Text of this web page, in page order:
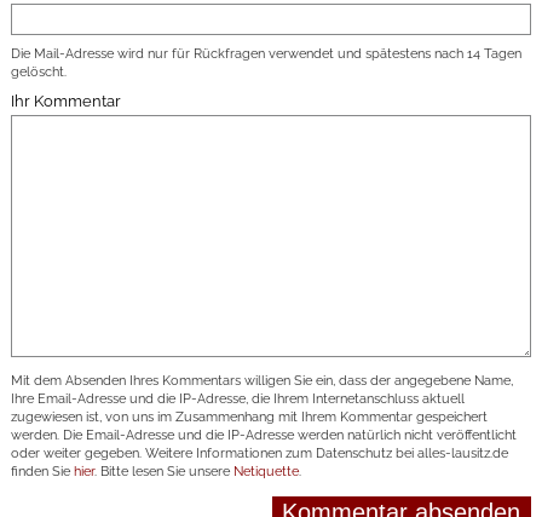
Die Mail-Adresse wird nur für Rückfragen verwendet und spätestens nach 14 Tagen
gelöscht.
Ihr Kommentar
Mit dem Absenden Ihres Kommentars willigen Sie ein, dass der angegebene Name,
Ihre Email-Adresse und die IP-Adresse, die Ihrem Internetanschluss aktuell
zugewiesen ist, von uns im Zusammenhang mit Ihrem Kommentar gespeichert
werden. Die Email-Adresse und die IP-Adresse werden natürlich nicht veröffentlicht
oder weiter gegeben. Weitere Informationen zum Datenschutz bei alles-lausitz.de
finden Sie hier. Bitte lesen Sie unsere Netiquette.